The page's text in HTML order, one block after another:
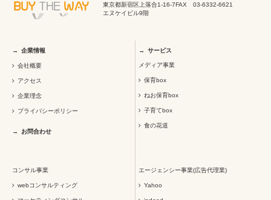
東京都新宿区上落合1-16-7
エヌケイビル9階
FAX 03-6332-6621
企業情報
会社概要
アクセス
企業理念
プライバシーポリシー
お問合わせ
サービス
メディア事業
保育box
ねお保育box
子育てbox
食の花道
コンサル事業
webコンサルティング
エージェンシー事業(広告代理業)
Yahoo